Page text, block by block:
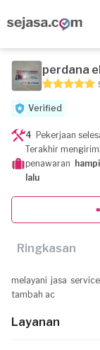
perdana
Verified
4 Pekerjaan
Terakhir
penawaran
lalu
Ringkasan
melayani jasa
tambah ac
Layanan